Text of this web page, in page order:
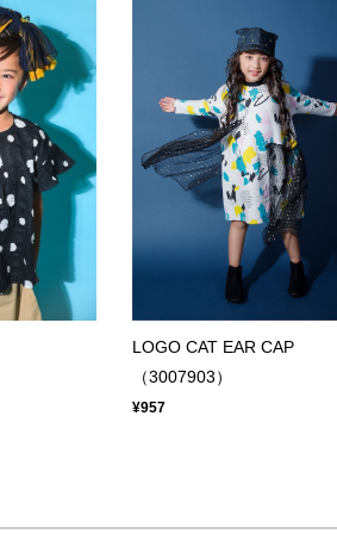
LOGO CAT EAR CAP
（3007903）
¥957